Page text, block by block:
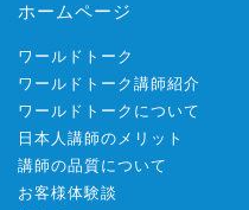
ホームページ
ワールドトーク
ワールドトーク講師紹介
ワールドトークについて
日本人講師のメリット
講師の品質について
お客様体験談